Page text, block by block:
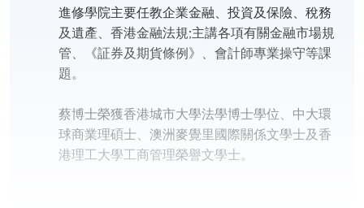
進修學院主要任教企業金融、投資及保險、稅務
及遺產、香港金融法規;主講各項有關金融市場規
管、《証券及期貨條例》、會計師專業操守等課
題。
蔡博士榮獲香港城市大學法學博士學位、中大環
球商業理碩士、澳洲麥覺里國際關係文學士及香
港理工大學工商管理榮譽文學士。